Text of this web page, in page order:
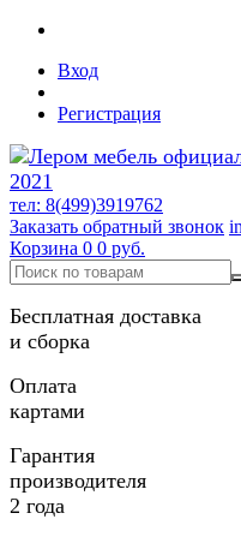
Вход
Регистрация
тел: 8(499)3919762
Заказать обратный звонок
Корзина 0 0 руб.
Бесплатная доставка
и сборка
Оплата
картами
Гарантия
производителя
2 года